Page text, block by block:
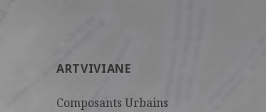
ARTVIVIANE
Composants Urbains